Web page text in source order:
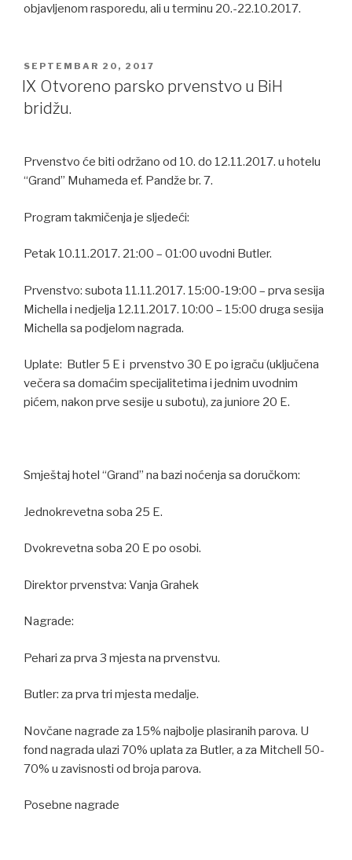
objavljenom rasporedu, ali u terminu 20.-22.10.2017.
POSTED
ON
SEPTEMBAR 20, 2017
IX Otvoreno parsko prvenstvo u BiH
bridžu.
Prvenstvo će biti održano od 10. do 12.11.2017. u hotelu
“Grand” Muhameda ef. Pandže br. 7.
Program takmičenja je sljedeći:
Petak 10.11.2017. 21:00 – 01:00 uvodni Butler.
Prvenstvo: subota 11.11.2017. 15:00-19:00 – prva sesija
Michella i nedjelja 12.11.2017. 10:00 – 15:00 druga sesija
Michella sa podjelom nagrada.
Uplate: Butler 5 E i prvenstvo 30 E po igraču (uključena
večera sa domaćim specijalitetima i jednim uvodnim
pićem, nakon prve sesije u subotu), za juniore 20 E.
Smještaj hotel “Grand” na bazi noćenja sa doručkom:
Jednokrevetna soba 25 E.
Dvokrevetna soba 20 E po osobi.
Direktor prvenstva: Vanja Grahek
Nagrade:
Pehari za prva 3 mjesta na prvenstvu.
Butler: za prva tri mjesta medalje.
Novčane nagrade za 15% najbolje plasiranih parova. U
fond nagrada ulazi 70% uplata za Butler, a za Mitchell 50-
70% u zavisnosti od broja parova.
Posebne nagrade